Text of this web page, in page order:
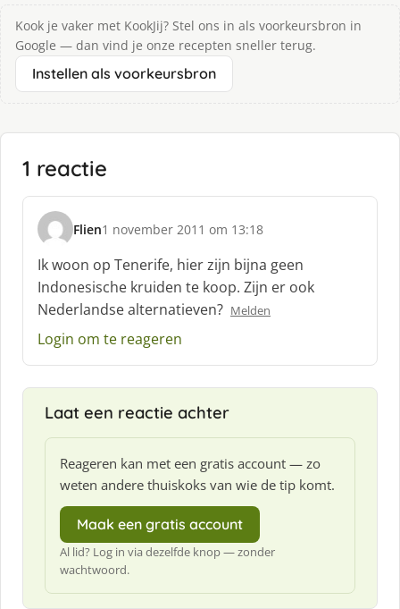
Kook je vaker met KookJij? Stel ons in als voorkeursbron in
Google — dan vind je onze recepten sneller terug.
Instellen als voorkeursbron
1 reactie
Flien
s
c
h
r
e
e
:
1 november 2011 om 13:18
Ik woon op Tenerife, hier zijn bijna geen
Indonesische kruiden te koop. Zijn er ook
Nederlandse alternatieven? Melden
Login om te reageren
Laat een reactie achter
Reageren kan met een gratis account — zo
weten andere thuiskoks van wie de tip komt.
Maak een gratis account
Al lid? Log in via dezelfde knop — zonder
wachtwoord.